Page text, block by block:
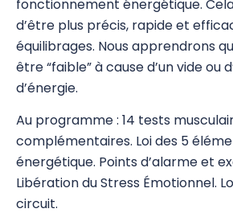
Découverte
Kinésiologie
Touch For Health
Energie et Vitalité
Touch for Health 2
fonctionnement énergétique.
d’être plus précis, rapide et
équilibrages. Nous apprendrons
être “faible” à cause d’un vide ou
d’énergie.
Au programme : 14 tests
complémentaires. Loi des 5
énergétique. Points d’alarme et
Libération du Stress Émotionnel.
circuit.